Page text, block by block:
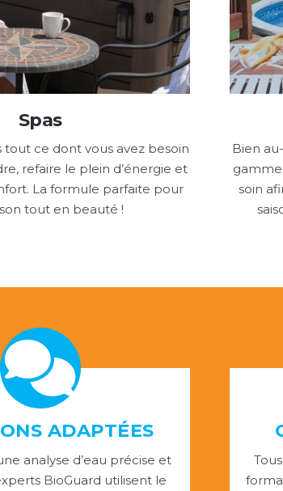
Spas
tout ce dont vous avez besoin
refaire le plein d’énergie et
La formule parfaite pour
tout en beauté !
Bien
gamme
soin
ADAPTÉES
analyse d’eau précise et
BioGuard utilisent le